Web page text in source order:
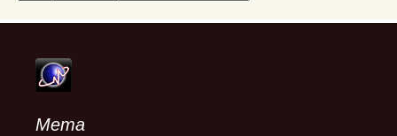
Мета